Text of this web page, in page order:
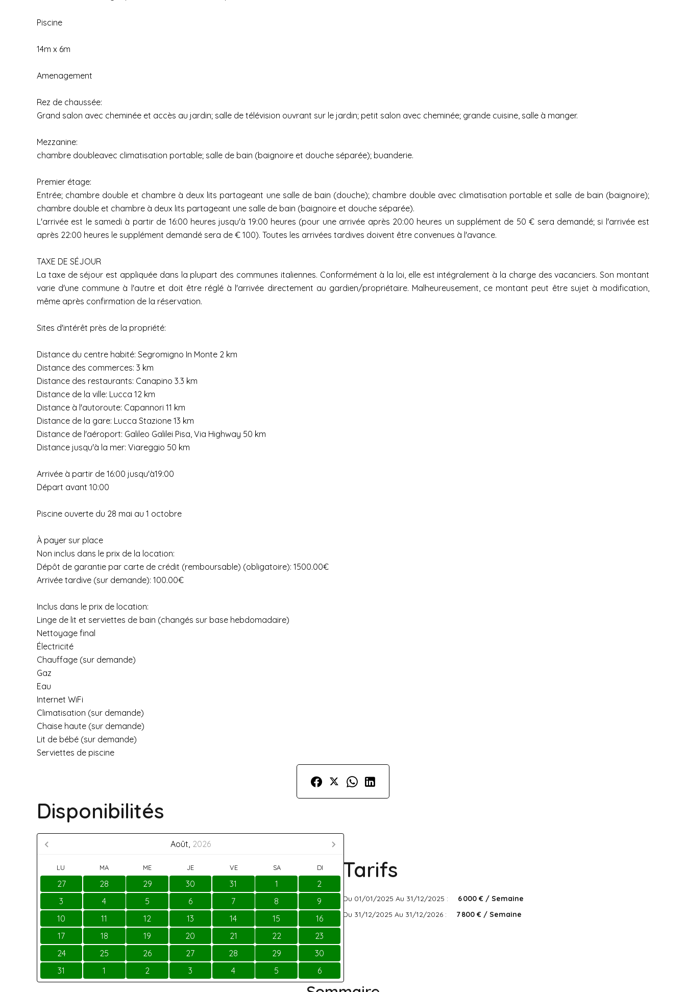
Piscine
14m x 6m
Amenagement
Rez de chaussée:
Grand salon avec cheminée et accès au jardin; salle de télévision ouvrant sur le jardin; petit salon avec cheminée; grande cuisine, salle à manger.
Mezzanine:
chambre doubleavec climatisation portable; salle de bain (baignoire et douche séparée); buanderie.
Premier étage:
Entrée; chambre double et chambre à deux lits partageant une salle de bain (douche); chambre double avec climatisation portable et salle de bain (baignoire);
chambre double et chambre à deux lits partageant une salle de bain (baignoire et douche séparée).
L'arrivée est le samedi à partir de 16:00 heures jusqu'à 19:00 heures (pour une arrivée après 20:00 heures un supplément de 50 € sera demandé; si l'arrivée est
après 22:00 heures le supplément demandé sera de € 100). Toutes les arrivées tardives doivent être convenues à l'avance.
TAXE DE SÉJOUR
La taxe de séjour est appliquée dans la plupart des communes italiennes. Conformément à la loi, elle est intégralement à la charge des vacanciers. Son montant
varie d'une commune à l'autre et doit être réglé à l'arrivée directement au gardien/propriétaire. Malheureusement, ce montant peut être sujet à modification,
même après confirmation de la réservation.
Sites d'intérêt près de la propriété:
Distance du centre habité: Segromigno In Monte 2 km
Distance des commerces: 3 km
Distance des restaurants: Canapino 3.3 km
Distance de la ville: Lucca 12 km
Distance à l'autoroute: Capannori 11 km
Distance de la gare: Lucca Stazione 13 km
Distance de l'aéroport: Galileo Galilei Pisa, Via Highway 50 km
Distance jusqu'à la mer: Viareggio 50 km
Arrivée à partir de 16:00 jusqu'à19:00
Départ avant 10:00
Piscine ouverte du 28 mai au 1 octobre
À payer sur place
Non inclus dans le prix de la location:
Dépôt de garantie par carte de crédit (remboursable) (obligatoire): 1500.00€
Arrivée tardive (sur demande): 100.00€
Inclus dans le prix de location:
Linge de lit et serviettes de bain (changés sur base hebdomadaire)
Nettoyage final
Électricité
Chauffage (sur demande)
Gaz
Eau
Internet WiFi
Climatisation (sur demande)
Chaise haute (sur demande)
Lit de bébé (sur demande)
Serviettes de piscine
Disponibilités
Août, 2026
LU MA ME JE VE SA DI
27 28 29 30 31 1
2
3
4 5 6 7 8
9
10
11 12 13 14 15
16
17
18 19 20 21 22
23
24
25 26 27 28 29
30
31
1 2 3 4 5 6
Tarifs
Du 01/01/2025 Au 31/12/2025 :
6 000 € / Semaine
Du 31/12/2025 Au 31/12/2026 :
7 800 € / Semaine